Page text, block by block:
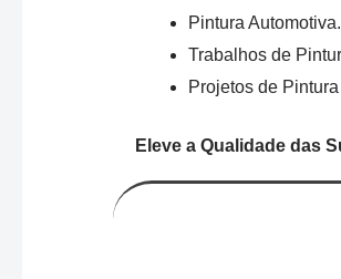
Pintura Automotiva.
Trabalhos de
Projetos de
Eleve a Qualidade das